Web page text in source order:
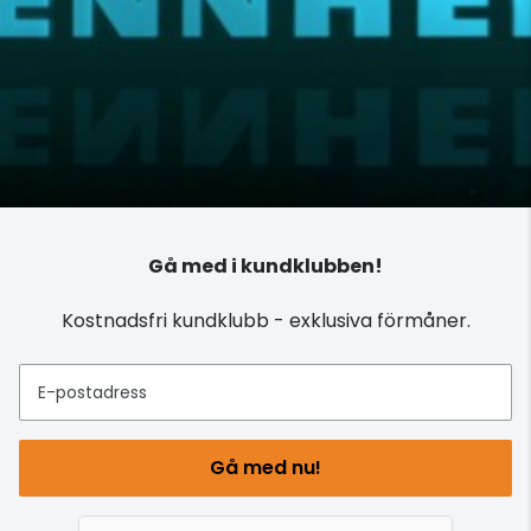
Gå med i kundklubben!
Kostnadsfri kundklubb - exklusiva förmåner.
E-postadress
Gå med nu!